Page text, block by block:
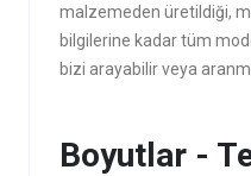
malzemeden üretildiği,
bilgilerine kadar tüm
bizi arayabilir veya
Boyutlar -